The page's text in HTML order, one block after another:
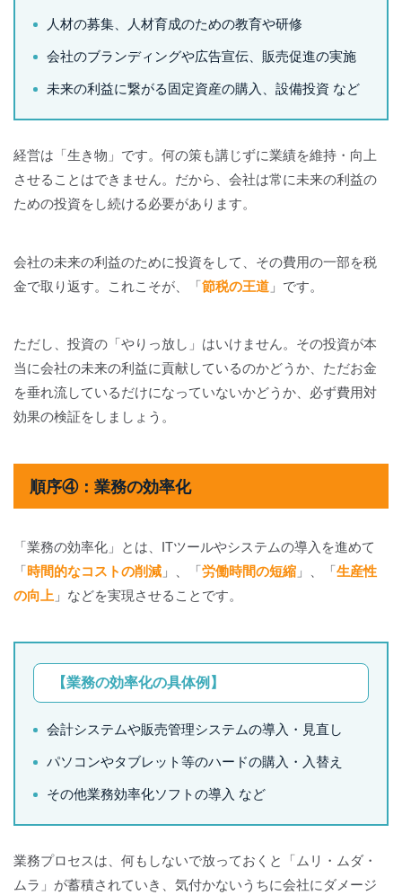
人材の募集、人材育成のための教育や研修
会社のブランディングや広告宣伝、販売促進の実施
未来の利益に繋がる固定資産の購入、設備投資 など
経営は「生き物」です。何の策も講じずに業績を維持・向上
させることはできません。だから、会社は常に未来の利益の
ための投資をし続ける必要があります。
会社の未来の利益のために投資をして、その費用の一部を税
金で取り返す。これこそが、「節税の王道 」です。
ただし、投資の「やりっ放し」はいけません。その投資が本
当に会社の未来の利益に貢献しているのかどうか、ただお金
を垂れ流しているだけになっていないかどうか、必ず費用対
効果の検証をしましょう。
順序④：業務の効率化
「業務の効率化」とは、ITツールやシステムの導入を進めて
「時間的なコストの削減 」、「労働時間の短縮 」、「生産性
の向上 」などを実現させることです。
【業務の効率化の具体例】
会計システムや販売管理システムの導入・見直し
パソコンやタブレット等のハードの購入・入替え
その他業務効率化ソフトの導入 など
業務プロセスは、何もしないで放っておくと「ムリ・ムダ・
ムラ」が蓄積されていき、気付かないうちに会社にダメージ